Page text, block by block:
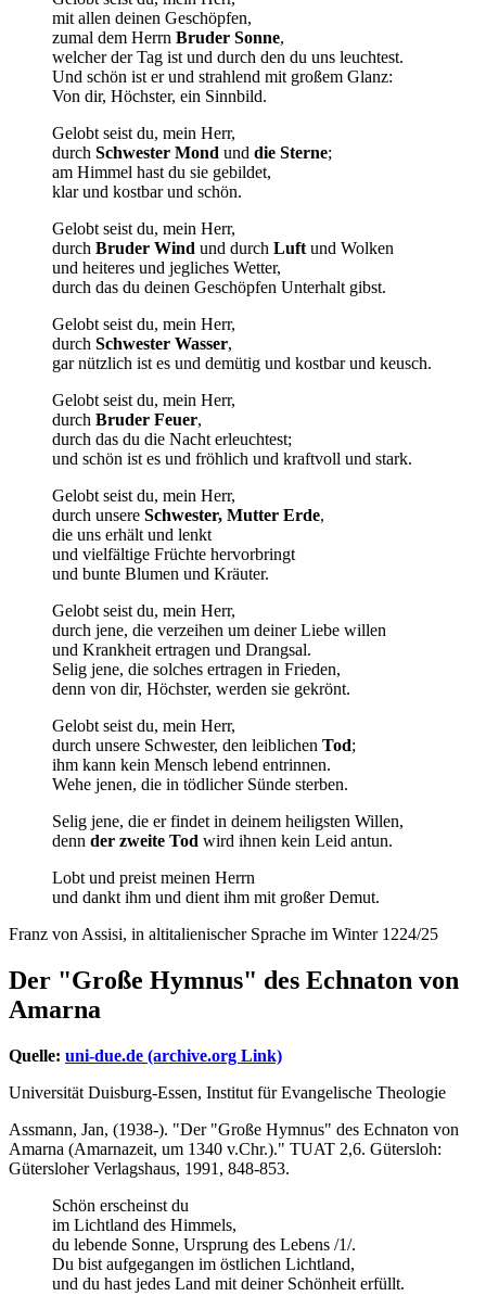
mit allen deinen Geschöpfen,
zumal dem Herrn Bruder Sonne,
welcher der Tag ist und durch den du uns leuchtest.
Und schön ist er und strahlend mit großem Glanz:
Von dir, Höchster, ein Sinnbild.
Gelobt seist du, mein Herr,
durch Schwester Mond und die Sterne;
am Himmel hast du sie gebildet,
klar und kostbar und schön.
Gelobt seist du, mein Herr,
durch Bruder Wind und durch Luft und Wolken
und heiteres und jegliches Wetter,
durch das du deinen Geschöpfen Unterhalt gibst.
Gelobt seist du, mein Herr,
durch Schwester Wasser,
gar nützlich ist es und demütig und kostbar und keusch.
Gelobt seist du, mein Herr,
durch Bruder Feuer,
durch das du die Nacht erleuchtest;
und schön ist es und fröhlich und kraftvoll und stark.
Gelobt seist du, mein Herr,
durch unsere Schwester, Mutter Erde,
die uns erhält und lenkt
und vielfältige Früchte hervorbringt
und bunte Blumen und Kräuter.
Gelobt seist du, mein Herr,
durch jene, die verzeihen um deiner Liebe willen
und Krankheit ertragen und Drangsal.
Selig jene, die solches ertragen in Frieden,
denn von dir, Höchster, werden sie gekrönt.
Gelobt seist du, mein Herr,
durch unsere Schwester, den leiblichen Tod;
ihm kann kein Mensch lebend entrinnen.
Wehe jenen, die in tödlicher Sünde sterben.
Selig jene, die er findet in deinem heiligsten Willen,
denn der zweite Tod wird ihnen kein Leid antun.
Lobt und preist meinen Herrn
und dankt ihm und dient ihm mit großer Demut.
Franz von Assisi, in altitalienischer Sprache im Winter 1224/25
Der "Große Hymnus" des Echnaton von
Amarna
Quelle: uni-due.de (archive.org Link)
Universität Duisburg-Essen, Institut für Evangelische Theologie
Assmann, Jan, (1938-). "Der "Große Hymnus" des Echnaton von
Amarna (Amarnazeit, um 1340 v.Chr.)." TUAT 2,6. Gütersloh:
Gütersloher Verlagshaus, 1991, 848-853.
Schön erscheinst du
im Lichtland des Himmels,
du lebende Sonne, Ursprung des Lebens /1/.
Du bist aufgegangen im östlichen Lichtland,
und du hast jedes Land mit deiner Schönheit erfüllt.